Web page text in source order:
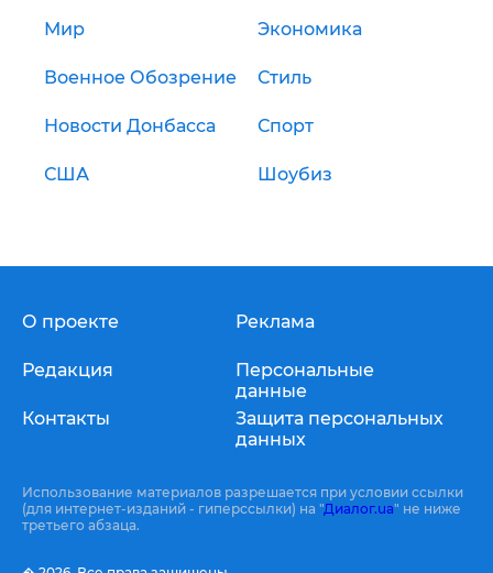
Мир Экономика
Военное Обозрение Стиль
Новости Донбасса Спорт
США Шоубиз
О проекте
Редакция
Контакты
Реклама
Персональные
данные
Защита персональных
данных
Использование материалов разрешается при условии ссылки
(для интернет-изданий - гиперссылки) на "Диалог.ua" не ниже
третьего абзаца.